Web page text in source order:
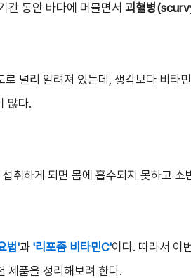
간 동안 바다에 머물면서 괴혈병
널리 알려져 있는데, 생각보다 비타
많다.
취하게 되면 몸에 흡수되지 못하고 소
법'과 '리포좀 비타민C'이다. 따라서 이
제품을 정리해보려 한다.